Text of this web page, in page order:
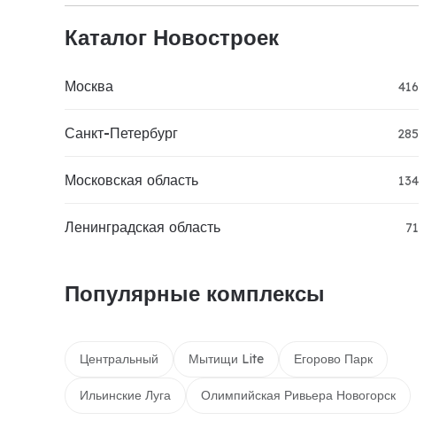
Каталог Новостроек
Москва 416
Санкт-Петербург 285
Московская область 134
Ленинградская область 71
Популярные комплексы
Центральный Мытищи Lite Егорово Парк
Ильинские Луга Олимпийская Ривьера Новогорск